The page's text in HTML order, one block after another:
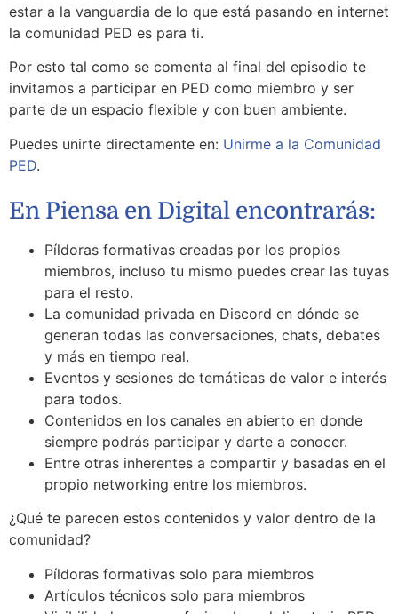
estar a la vanguardia de lo que está pasando en internet
la comunidad PED es para ti.
Por esto tal como se comenta al final del episodio te
invitamos a participar en PED como miembro y ser
parte de un espacio flexible y con buen ambiente.
Puedes unirte directamente en: Unirme a la Comunidad
PED.
En Piensa en Digital encontrarás:
Píldoras formativas creadas por los propios
miembros, incluso tu mismo puedes crear las tuyas
para el resto.
La comunidad privada en Discord en dónde se
generan todas las conversaciones, chats, debates
y más en tiempo real.
Eventos y sesiones de temáticas de valor e interés
para todos.
Contenidos en los canales en abierto en donde
siempre podrás participar y darte a conocer.
Entre otras inherentes a compartir y basadas en el
propio networking entre los miembros.
¿Qué te parecen estos contenidos y valor dentro de la
comunidad?
Píldoras formativas solo para miembros
Artículos técnicos solo para miembros